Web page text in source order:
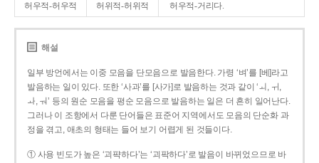
허우적-허우적 허위적-허위적 허우적-거리다.
해설
일부 방언에서는 이중 모음을 단모음으로 발음한다. 가령 ‘벼’를 [베]라고
발음하는 일이 있다. 또한 ‘사과’를 [사가]로 발음하는 것과 같이 ‘ㅚ, ㅟ,
ㅘ, ㅝ’ 등의 원순 모음을 평순 모음으로 발음하는 일은 더 흔히 일어난다.
그러나 이 조항에서 다룬 단어들은 표준어 지역에서도 모음의 단순화 과
정을 겪고, 애초의 형태는 들어 보기 어렵게 된 것들이다.
① 사용 빈도가 높은 ‘괴퍅하다’는 ‘괴팍하다’로 발음이 바뀌었으므로 바